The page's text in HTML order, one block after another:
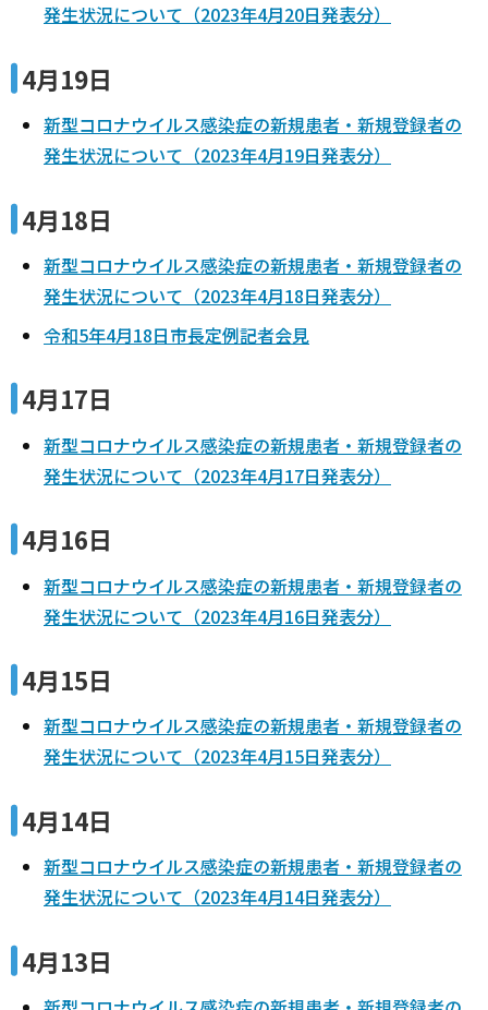
発生状況について（2023年4月20日発表分）
4月19日
新型コロナウイルス感染症の新規患者・新規登録者の
発生状況について（2023年4月19日発表分）
4月18日
新型コロナウイルス感染症の新規患者・新規登録者の
発生状況について（2023年4月18日発表分）
令和5年4月18日市長定例記者会見
4月17日
新型コロナウイルス感染症の新規患者・新規登録者の
発生状況について（2023年4月17日発表分）
4月16日
新型コロナウイルス感染症の新規患者・新規登録者の
発生状況について（2023年4月16日発表分）
4月15日
新型コロナウイルス感染症の新規患者・新規登録者の
発生状況について（2023年4月15日発表分）
4月14日
新型コロナウイルス感染症の新規患者・新規登録者の
発生状況について（2023年4月14日発表分）
4月13日